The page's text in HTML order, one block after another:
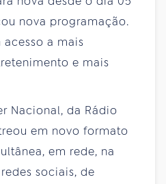
nova programação.
a mais
e mais
Nacional, da Rádio
em novo formato
em rede, na
sociais, de